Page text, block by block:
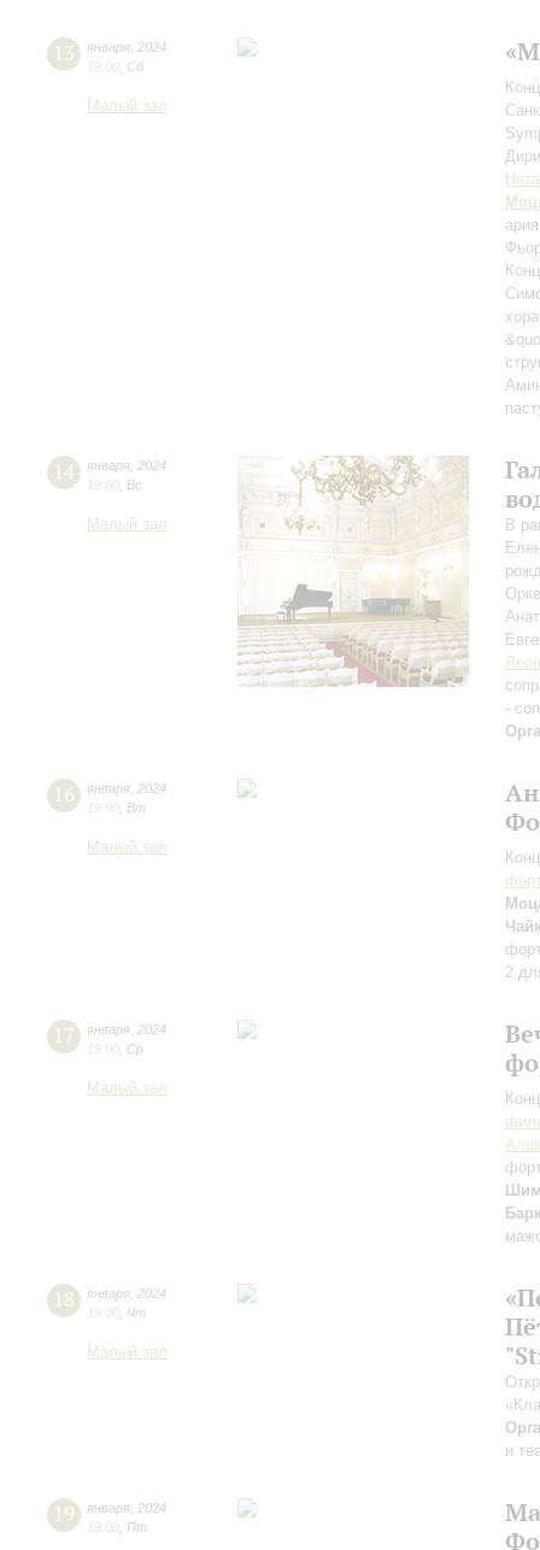
13 января 2024
19:00 Сб
Малый зал
14 января 2024
19:00 Вс
Малый зал
В
-
16 января 2024
19:00 Вт
Малый зал
2
17 января 2024
19:00 Ср
Малый зал
18 января 2024
19:00 Чт
Малый зал
и
19 января 2024
19:00 Пт